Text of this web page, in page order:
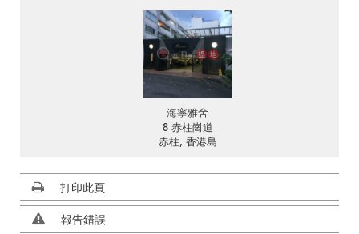
海寧雅舍
8 赤柱崗道
赤柱, 香港島
打印此頁
報告錯誤